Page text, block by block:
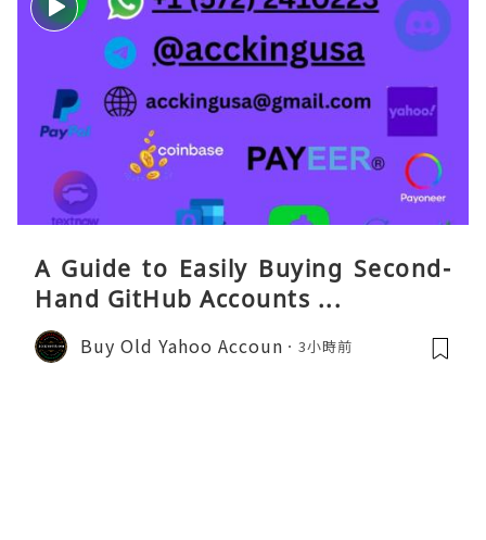
A Guide to Easily Buying Second-
Hand GitHub Accounts ...
Buy Old Yahoo Accoun 3小時前